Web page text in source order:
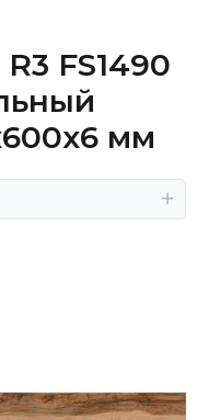
FS1490
мм